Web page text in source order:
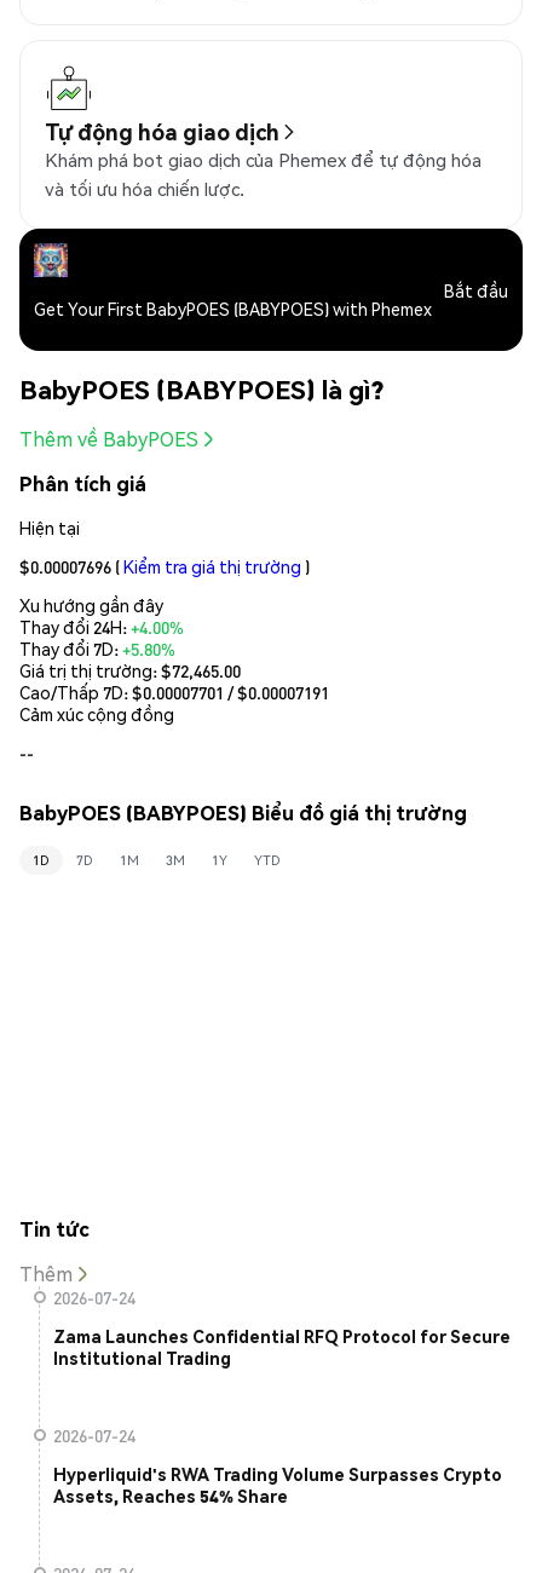
Tự động hóa giao dịch
Khám phá bot giao dịch của Phemex để tự động hóa
và tối ưu hóa chiến lược.
Get Your First BabyPOES (BABYPOES) with Phemex
Bắt đầu
BabyPOES (BABYPOES) là gì?
Thêm về BabyPOES
Phân tích giá
Hiện tại
$0.00007696 (Kiểm tra giá thị trường )
Xu hướng gần đây
Thay đổi 24H:+4.00%
Thay đổi 7D:+5.80%
Giá trị thị trường:$72,465.00
Cao/Thấp 7D: $0.00007701 / $0.00007191
Cảm xúc cộng đồng
--
BabyPOES (BABYPOES) Biểu đồ giá thị trường
1D 7D 1M 3M 1Y YTD
Tin tức
Thêm
2026-07-24
Zama Launches Confidential RFQ Protocol for Secure
Institutional Trading
2026-07-24
Hyperliquid's RWA Trading Volume Surpasses Crypto
Assets, Reaches 54% Share